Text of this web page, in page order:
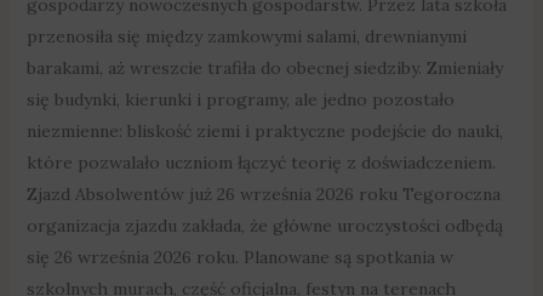
gospodarzy nowoczesnych gospodarstw. Przez lata szkoła
przenosiła się między zamkowymi salami, drewnianymi
barakami, aż wreszcie trafiła do obecnej siedziby. Zmieniały
się budynki, kierunki i programy, ale jedno pozostało
niezmienne: bliskość ziemi i praktyczne podejście do nauki,
które pozwalało uczniom łączyć teorię z doświadczeniem.
Zjazd Absolwentów już 26 września 2026 roku Tegoroczna
organizacja zjazdu zakłada, że główne uroczystości odbędą
się 26 września 2026 roku. Planowane są spotkania w
szkolnych murach, część oficjalna, festyn na terenach